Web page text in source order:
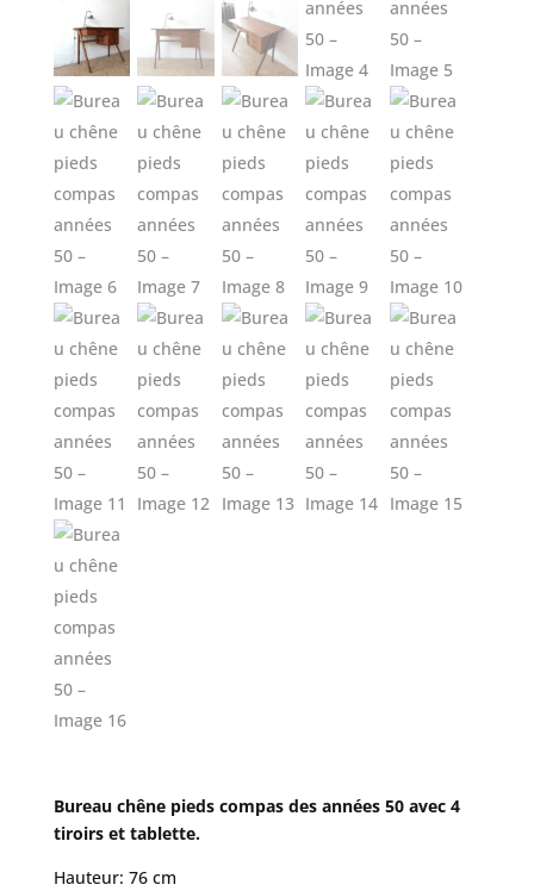
Bureau chêne pieds compas des années 50 avec 4
tiroirs et tablette.
Hauteur: 76 cm